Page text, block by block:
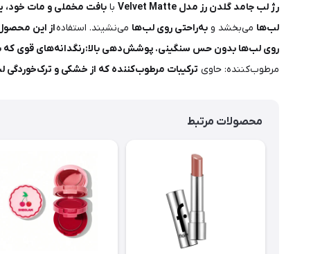
رژ لب جامد گلدن رز مدل Velvet Matte با بافت مخملی و مات خود،
لب‌ها می‌بخشد و به‌راحتی روی لب‌ها می‌نشیند. استفادهاز این
روی لب‌ها بدون حس سنگینی. پوشش‌دهی بالا:رنگدانه‌های قوی
مرطوب‌کننده: حاوی ترکیبات مرطوب‌کننده که از خشکی و ترک‌خوردگی
محصولات مرتبط